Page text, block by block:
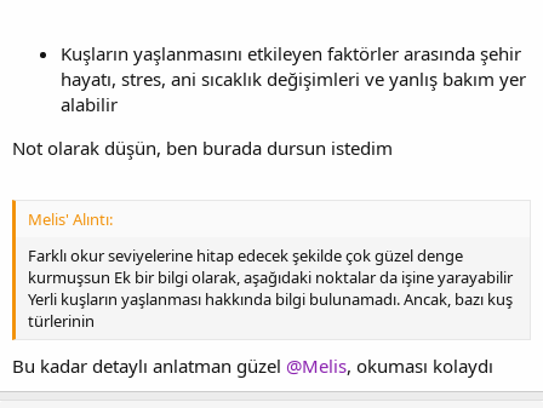
Kuşların yaşlanmasını etkileyen faktörler arasında şehir
hayatı, stres, ani sıcaklık değişimleri ve yanlış bakım yer
alabilir
Not olarak düşün, ben burada dursun istedim
Melis' Alıntı:
Farklı okur seviyelerine hitap edecek şekilde çok güzel denge
kurmuşsun Ek bir bilgi olarak, aşağıdaki noktalar da işine yarayabilir
Yerli kuşların yaşlanması hakkında bilgi bulunamadı. Ancak, bazı kuş
türlerinin
Bu kadar detaylı anlatman güzel @Melis, okuması kolaydı